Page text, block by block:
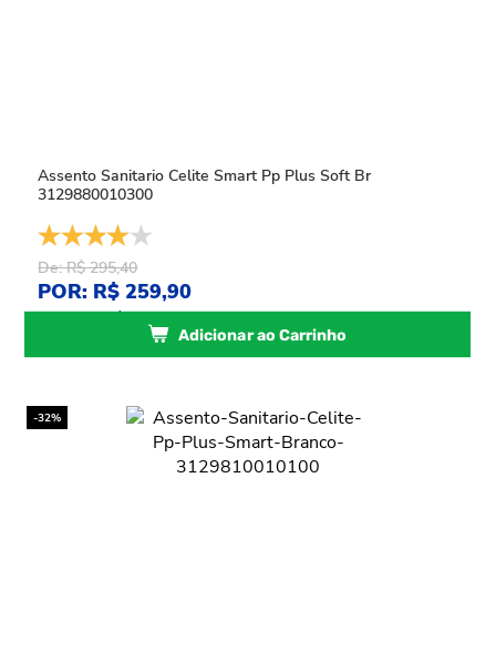
Assento Sanitario Celite Smart Pp Plus Soft Br
3129880010300
De: R$ 295,40
POR: R$ 259,90
ou5xdeR$ 51,98sem juros
Adicionar ao Carrinho
-32%